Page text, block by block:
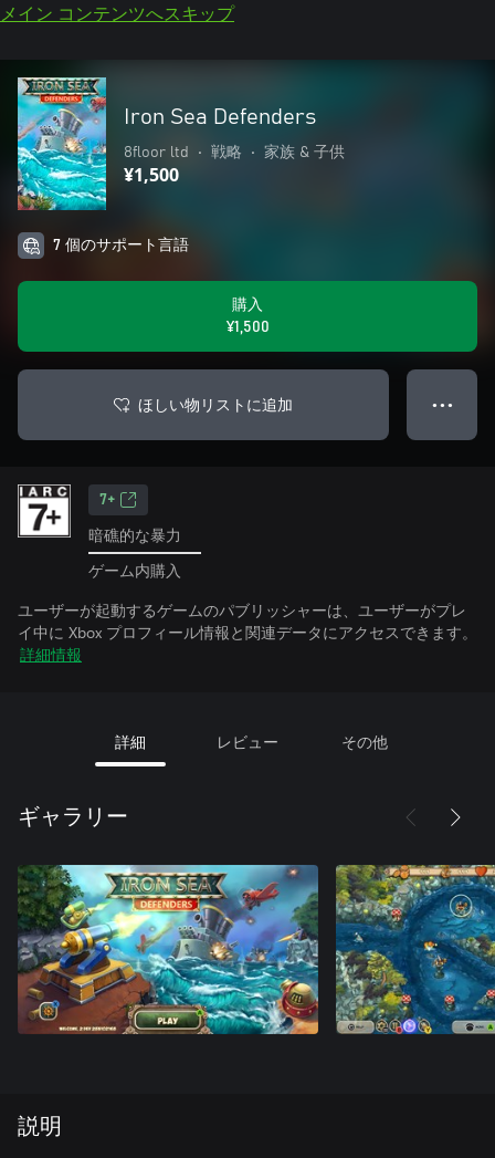
メイン コンテンツへスキップ
Iron Sea Defenders
8floor ltd • 戦略 • 家族 & 子供
¥1,500
7 個のサポート言語
購入
¥1,500
ほしい物リストに追加 ● ● ●
7+
暗礁的な暴力
ゲーム内購入
ユーザーが起動するゲームのパブリッシャーは、ユーザーがプレ
イ中に Xbox プロフィール情報と関連データにアクセスできます。
詳細情報
詳細 レビュー その他
ギャラリー
説明